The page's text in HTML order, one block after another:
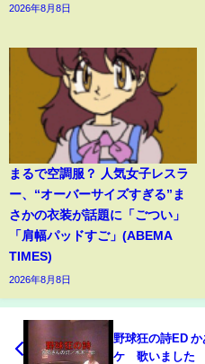
2026年8月8日
まるで空調服？ 人気女子レスラ
ー、“オーバーサイズすぎる”ま
さかの衣装が話題に「ごつい」
「肩幅パッドすご」(ABEMA
TIMES)
2026年8月8日
野球狂の詩ED かあさんの灯／水木一郎 カラオ
ケ 歌いました